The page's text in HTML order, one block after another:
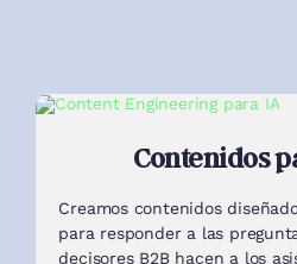
Contenidos
Creamos contenidos
para responder a las
decisores B2B hacen a los